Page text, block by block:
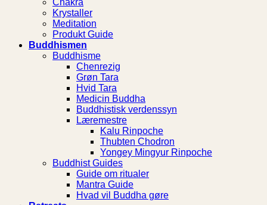
Krystaller
Meditation
Produkt Guide
Buddhismen
Buddhisme
Chenrezig
Grøn Tara
Hvid Tara
Medicin Buddha
Buddhistisk verdenssyn
Læremestre
Kalu Rinpoche
Thubten Chodron
Yongey Mingyur Rinpoche
Buddhist Guides
Guide om ritualer
Mantra Guide
Hvad vil Buddha gøre